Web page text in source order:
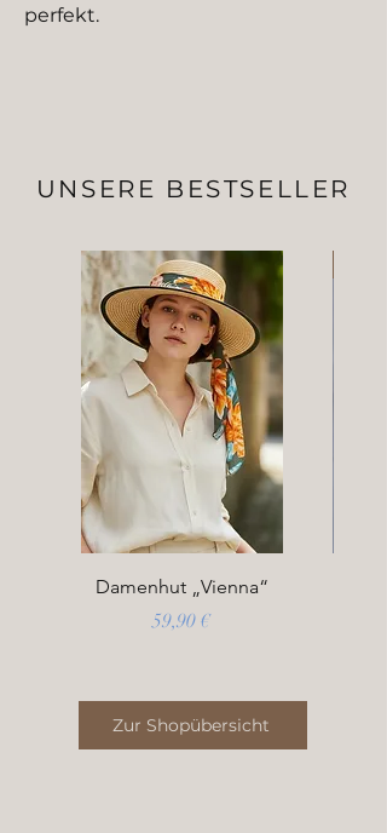
perfekt.
UNSERE BESTSELLER
Damenhut „Vienna“
Preis
59,90 €
Zur Shopübersicht